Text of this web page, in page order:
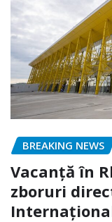
BREAKING NEWS
Vacanță în
zboruri